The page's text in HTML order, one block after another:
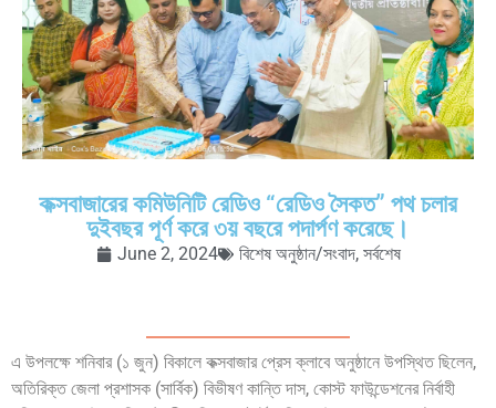
কক্সবাজারের কমিউনিটি রেডিও “রেডিও সৈকত” পথ চলার
দুইবছর পূর্ণ করে ৩য় বছরে পদার্পণ করেছে।
June 2, 2024 বিশেষ অনুষ্ঠান/সংবাদ, সর্বশেষ
এ উপলক্ষে শনিবার (১ জুন) বিকালে কক্সবাজার প্রেস ক্লাবে অনুষ্ঠানে উপস্থিত ছিলেন,
অতিরিক্ত জেলা প্রশাসক (সার্বিক) বিভীষণ কান্তি দাস, কোস্ট ফাউন্ডেশনের নির্বাহী